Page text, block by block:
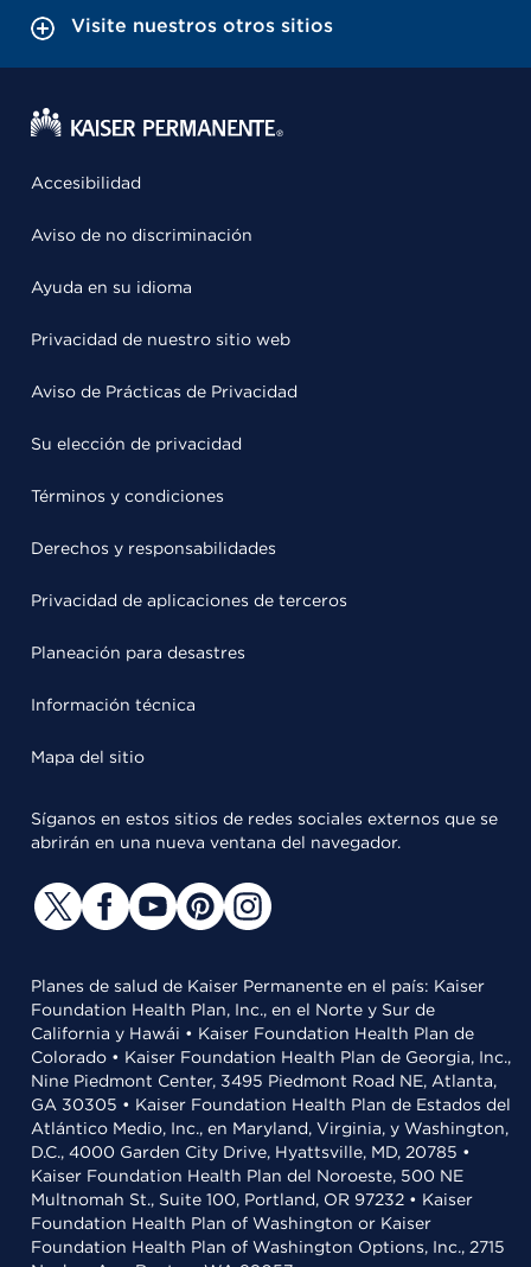
Visite nuestros otros sitios
Accesibilidad
Aviso de no discriminación
Ayuda en su idioma
Privacidad de nuestro sitio web
Aviso de Prácticas de Privacidad
Su elección de privacidad
Términos y condiciones
Derechos y responsabilidades
Privacidad de aplicaciones de terceros
Planeación para desastres
Información técnica
Mapa del sitio
Síganos en estos sitios de redes sociales externos que se
abrirán en una nueva ventana del navegador.
Planes de salud de Kaiser Permanente en el país: Kaiser
Foundation Health Plan, Inc., en el Norte y Sur de
California y Hawái • Kaiser Foundation Health Plan de
Colorado • Kaiser Foundation Health Plan de Georgia, Inc.,
Nine Piedmont Center, 3495 Piedmont Road NE, Atlanta,
GA 30305 • Kaiser Foundation Health Plan de Estados del
Atlántico Medio, Inc., en Maryland, Virginia, y Washington,
D.C., 4000 Garden City Drive, Hyattsville, MD, 20785 •
Kaiser Foundation Health Plan del Noroeste, 500 NE
Multnomah St., Suite 100, Portland, OR 97232 • Kaiser
Foundation Health Plan of Washington or Kaiser
Foundation Health Plan of Washington Options, Inc., 2715